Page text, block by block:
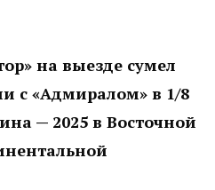
на выезде сумел
с «Адмиралом» в 1/8
— 2025 в Восточной